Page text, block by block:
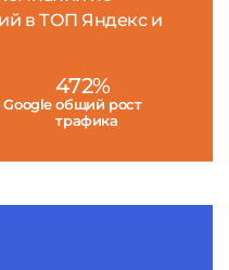
в ТОП Яндекс и
472%
общий рост
трафика